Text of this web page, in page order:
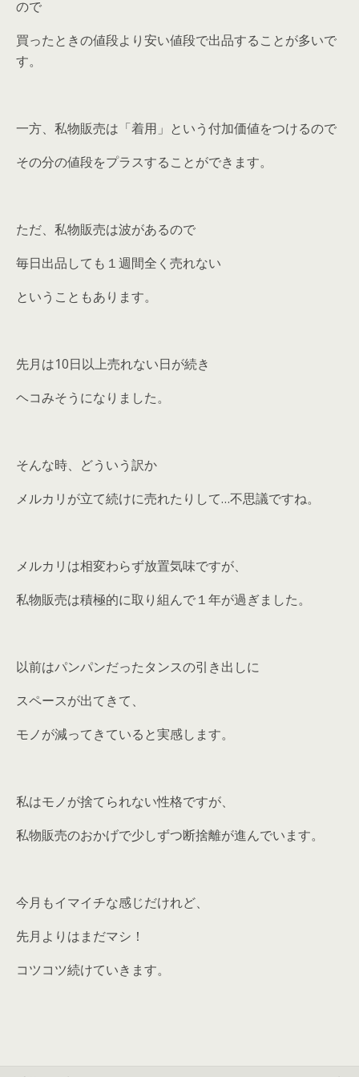
ので
買ったときの値段より安い値段で出品することが多いで
す。
一方、私物販売は 「着用」という付加価値をつけるので
その分の値段をプラスすることができます。
ただ、私物販売は波があるので
毎日出品しても１週間全く売れない
ということもあります。
先月は10日以上売れない日が続き
ヘコみそうになりました。
そんな時、どういう訳か
メルカリが立て続けに売れたりして…不思議ですね。
メルカリは相変わらず放置気味ですが、
私物販売は積極的に取り組んで１年が過ぎました。
以前はパンパンだったタンスの引き出しに
スペースが出てきて、
モノが減ってきていると実感します。
私はモノが捨てられない性格ですが、
私物販売のおかげで少しずつ断捨離が進んでいます。
今月もイマイチな感じだけれど、
先月よりはまだマシ！
コツコツ続けていきます。